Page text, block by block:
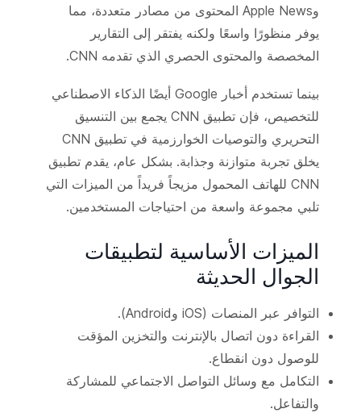
وApple News المحتوى من مصادر متعددة، مما
يوفر منظورًا واسعًا ولكنه يفتقر إلى التقارير
المخصصة والمحتوى الحصري الذي تقدمه CNN.
بينما تستخدم أخبار Google أيضًا الذكاء الاصطناعي
للتخصيص، فإن تطبيق CNN يجمع بين التنسيق
التحريري والتوصيات الخوارزمية في تطبيق CNN
يخلق تجربة متوازنة وجذابة. بشكل عام، يقدم تطبيق
CNN للهاتف المحمول مزيجاً فريداً من الميزات التي
تلبي مجموعة واسعة من احتياجات المستخدمين.
الميزات الأساسية لتطبيقات
الجوال الحديثة
التوافر عبر المنصات (iOS وAndroid).
القراءة دون اتصال بالإنترنت والتخزين المؤقت
للوصول دون انقطاع.
التكامل مع وسائل التواصل الاجتماعي للمشاركة
والتفاعل.